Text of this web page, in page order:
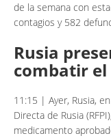
de la semana con
contagios y 582
Rusia
combatir
11:15 | Ayer, Rusia,
Directa de Rusia
medicamento